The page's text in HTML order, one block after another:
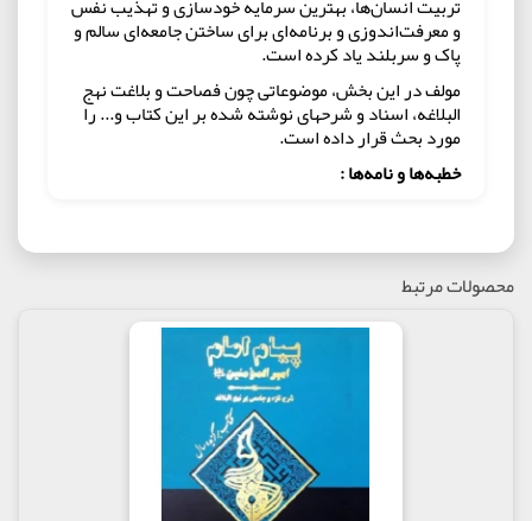
و معرفت‌اندوزی و برنامه‌ای برای ساختن جامعه‌ای سالم و
پاک و سربلند یاد کرده است.
مولف در این بخش، موضوعاتی چون فصاحت و بلاغت نهج
البلاغه، اسناد و شرح‎های نوشته شده بر این کتاب و... را
مورد بحث قرار داده است.
خطبه‌ها و نامه‌ها :
و یا نامه ارائه می‌دهد و به مسائل مختلف مرتبط با آن
همچون سند، شرایط، زمان صدور و... اشاره کرده، سپس
به شرح و تفسیر آن‌ها می‌پردازد ، مولف، خطبه‌ها و
نامه‌های بلند را در قسمت‌های مختلف ذکر کرده و پس از
ترجمه به شرح آن می‌پردازد.
در انتهای برخی بخش‌ها، مطالب مجزا و گاه مفصلی وجود
دارد. در این بخش تفصیل بیشتری از برخی موضوعات
محصولات مرتبط